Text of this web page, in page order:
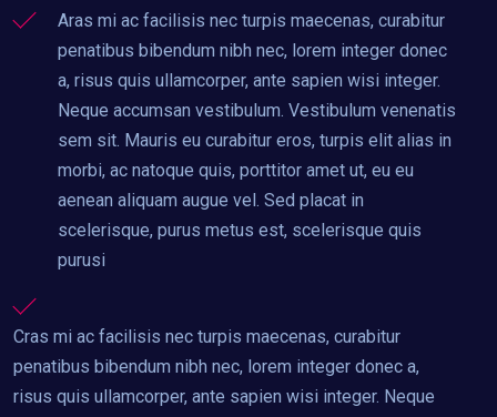
Aras mi ac facilisis nec turpis maecenas, curabitur
penatibus bibendum nibh nec, lorem integer donec
a, risus quis ullamcorper, ante sapien wisi integer.
Neque accumsan vestibulum. Vestibulum venenatis
sem sit. Mauris eu curabitur eros, turpis elit alias in
morbi, ac natoque quis, porttitor amet ut, eu eu
aenean aliquam augue vel. Sed placat in
scelerisque, purus metus est, scelerisque quis
purusi
Cras mi ac facilisis nec turpis maecenas, curabitur
penatibus bibendum nibh nec, lorem integer donec a,
risus quis ullamcorper, ante sapien wisi integer. Neque